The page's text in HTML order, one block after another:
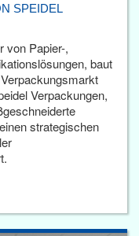
SPEIDEL
von Papier-,
baut
Verpackungen,
strategischen